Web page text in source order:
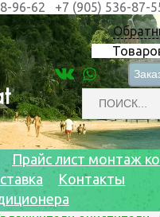
96-62 +7 (905) 536-87-
Прайс лист монтаж
Контакты